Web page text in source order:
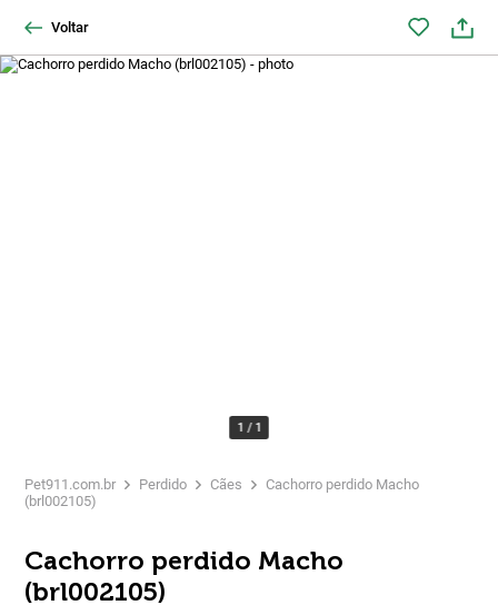
Voltar
1 / 1
Pet911.com.br Perdido Cães
Cachorro perdido Macho
(brl002105)
Cachorro perdido Macho
(brl002105)